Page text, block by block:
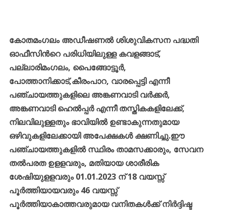
കോതമംഗലം അഡീഷണല്‍ ശിശുവികസന പദ്ധതി
ഓഫീസിൻറെ പരിധിയിലുള്ള കവളങ്ങാട്,
പല്ലാരിമംഗലം, പൈങ്ങോട്ടൂര്‍,
പോത്താനിക്കാട്,കീരംപാറ, വാരപ്പെട്ടി എന്നീ
പഞ്ചായത്തുകളിലെ അങ്കണവാടി വര്‍ക്കര്‍,
അങ്കണവാടി ഹെല്‍പ്പര്‍ എന്നീ തസ്തികകളിലേക്ക്,
നിലവിലുള്ളതും ഭാവിയില്‍ ഉണ്ടാകുന്നതുമായ
ഒഴിവുകളിലേക്കായി അപേക്ഷകള്‍ ക്ഷണിച്ചു.ഈ
പഞ്ചായത്തുകളില്‍ സ്ഥിരം താമസക്കാരും, സേവന
തല്‍പരത ഉളളവരും, മതിയായ ശാരീരിക
ശേഷിയുളളവരും01.01.2023 ന്18 വയസ്സ്
പൂര്‍ത്തിയായവരും46 വയസ്സ്
പൂര്‍ത്തിയാകാത്തവരുമായ വനിതകള്‍ക്ക്നിര്‍ദ്ദിഷ്ട